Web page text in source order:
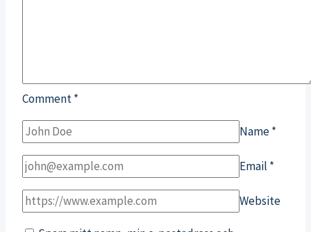
Comment*
Name*
Email *
Website